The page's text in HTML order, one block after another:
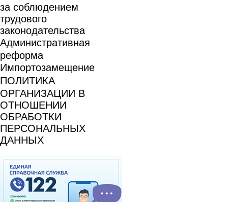
за соблюдением
трудового
законодательства
Административная
реформа
Импортозамещение
ПОЛИТИКА
ОРГАНИЗАЦИИ В
ОТНОШЕНИИ
ОБРАБОТКИ
ПЕРСОНАЛЬНЫХ
ДАННЫХ